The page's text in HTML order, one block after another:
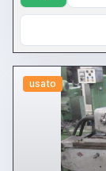
usato